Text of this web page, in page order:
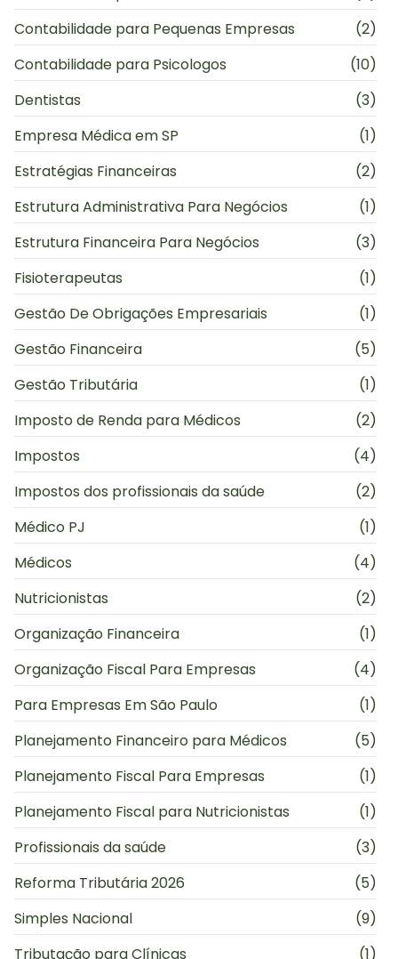
Contabilidade para Pequenas Empresas
(2)
Contabilidade para Psicologos
(10)
Dentistas
(3)
Empresa Médica em SP
(1)
Estratégias Financeiras
(2)
Estrutura Administrativa Para Negócios
(1)
Estrutura Financeira Para Negócios
(3)
Fisioterapeutas
(1)
Gestão De Obrigações Empresariais
(1)
Gestão Financeira
(5)
Gestão Tributária
(1)
Imposto de Renda para Médicos
(2)
Impostos
(4)
Impostos dos profissionais da saúde
(2)
Médico PJ
(1)
Médicos
(4)
Nutricionistas
(2)
Organização Financeira
(1)
Organização Fiscal Para Empresas
(4)
Para Empresas Em São Paulo
(1)
Planejamento Financeiro para Médicos
(5)
Planejamento Fiscal Para Empresas
(1)
Planejamento Fiscal para Nutricionistas
(1)
Profissionais da saúde
(3)
Reforma Tributária 2026
(5)
Simples Nacional
(9)
Tributação para Clínicas
(1)